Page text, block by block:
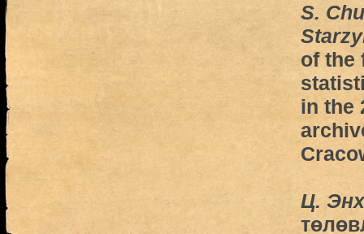
S.
of the
in the
Ц.